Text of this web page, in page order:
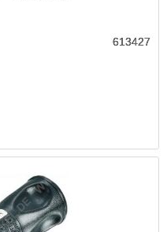
613427